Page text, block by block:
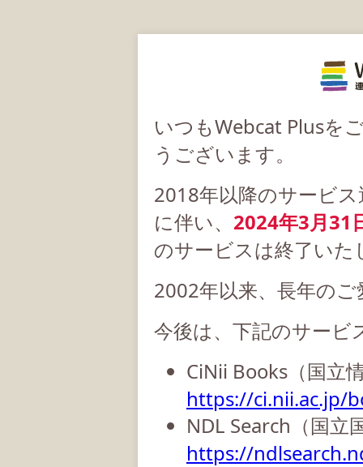
いつもWebcat Plusを
うございます。
2018年以降のサービ
に伴い、 2024年3月31
のサービスは終了いた
2002年以来、長年の
今後は、下記のサービ
CiNii Books（国立
https://ci.nii.ac.jp/
NDL Search（国立
https://